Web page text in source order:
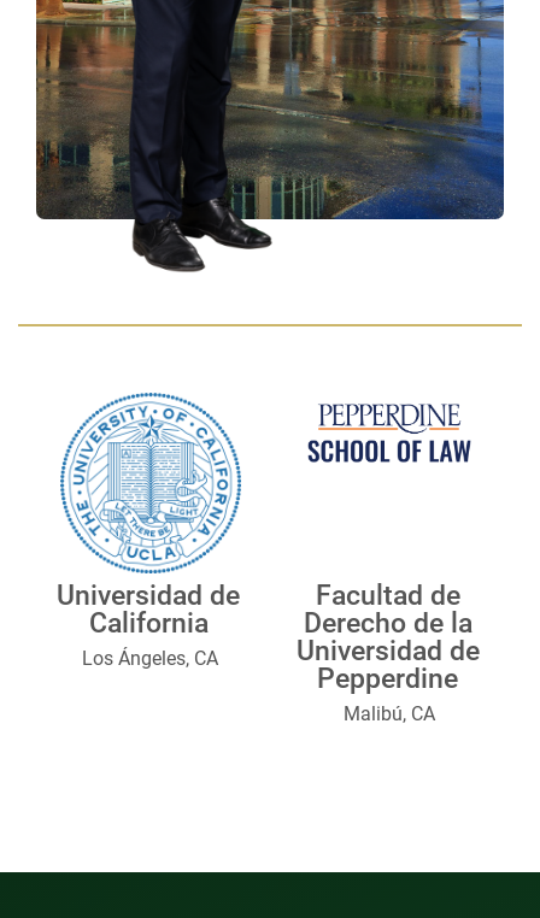
Universidad de
California
Los Ángeles, CA
Facultad de
Derecho de la
Universidad de
Pepperdine
Malibú, CA